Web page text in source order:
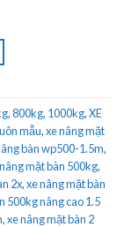
800kg, 1000kg,XE
mẫu,xe nâng mặt
bàn wp500-1.5m,
mặt bàn 500kg,
2x,xe nâng mặt bàn
500kg nâng cao 1.5
,xe nâng mặt bàn 2